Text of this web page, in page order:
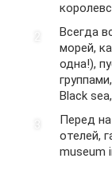
Всегда
морей,
одна!),
Black
Перед
отелей,
museum